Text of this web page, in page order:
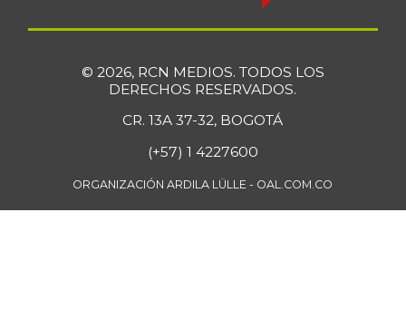
© 2026, RCN MEDIOS. TODOS LOS
DERECHOS RESERVADOS.
CR. 13A 37-32, BOGOTÁ
(+57) 1 4227600
ORGANIZACIÓN ARDILA LÜLLE - OAL.COM.CO